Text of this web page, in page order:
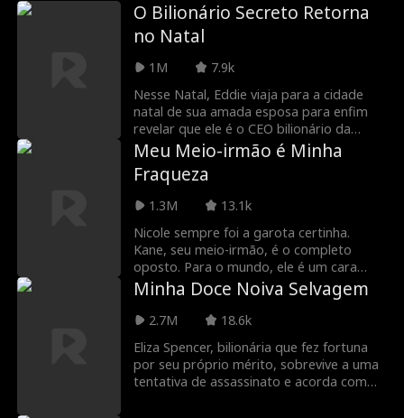
O Bilionário Secreto Retorna
no Natal
1M
7.9k
Nesse Natal, Eddie viaja para a cidade
natal de sua amada esposa para enfim
revelar que ele é o CEO bilionário da
start-up mais badalada da cidade. Mas,
Scrooges, a chegada de Eddie vai ser um
presente de Natal, ou vai acabar sendo
um tremendo desastre?
Meu Meio-irmão é Minha
Fraqueza
1.3M
13.1k
Nicole sempre foi a garota certinha.
Kane, seu meio-irmão, é o completo
oposto. Para o mundo, ele é um cara
perigoso, um bad boy. Para Nicole, é o
garoto que ela nunca deixou de amar. Na
noite de uma corrida de rua mortal,
Kane destrua a própria vida, enquanto
ele luta contra sentimentos que sabe que
não deveria sentir.
Minha Doce Noiva Selvagem
2.7M
18.6k
Eliza Spencer, bilionária que fez fortuna
por seu próprio mérito, sobrevive a uma
tentativa de assassinato e acorda com